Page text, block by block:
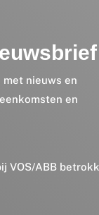
nieuws en
en
VOS/ABB